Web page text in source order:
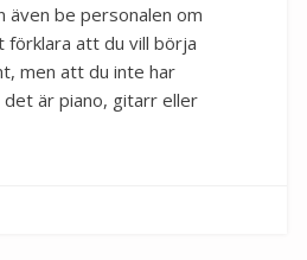
även be personalen om
förklara att du vill börja
men att du inte har
är piano, gitarr eller